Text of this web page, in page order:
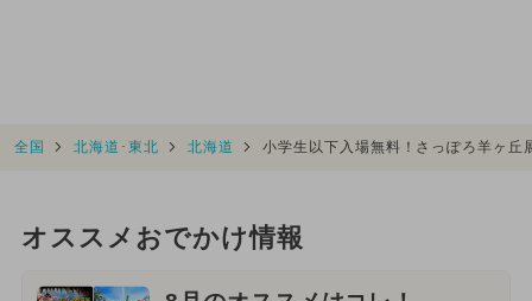
全国 北海道･東北 北海道 小学生以下入場無料！さっぽろ羊ヶ
オススメおでかけ情報